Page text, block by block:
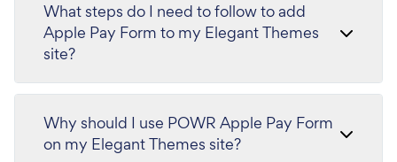
What steps do I need to follow to add
Apple Pay Form to my Elegant Themes
site?
Why should I use POWR Apple Pay Form
on my Elegant Themes site?